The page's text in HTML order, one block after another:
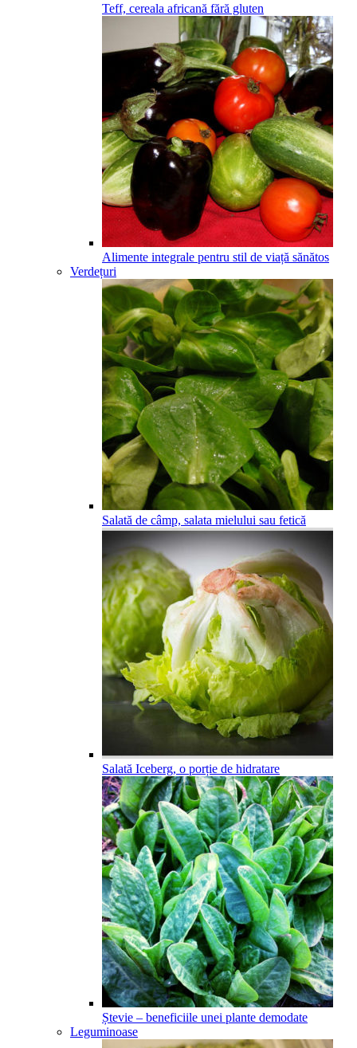
Teff, cereala africană fără gluten
Alimente integrale pentru stil de viață sănătos
Verdețuri
Salată de câmp, salata mielului sau fetică
Salată Iceberg, o porție de hidratare
Ștevie – beneficiile unei plante demodate
Leguminoase